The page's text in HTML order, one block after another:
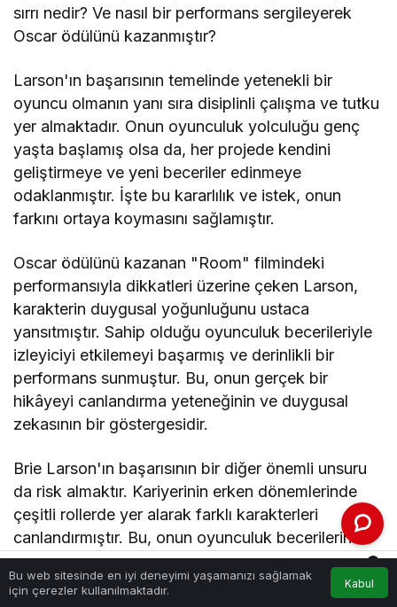
sırrı nedir? Ve nasıl bir performans sergileyerek
Oscar ödülünü kazanmıştır?
Larson'ın başarısının temelinde yetenekli bir
oyuncu olmanın yanı sıra disiplinli çalışma ve tutku
yer almaktadır. Onun oyunculuk yolculuğu genç
yaşta başlamış olsa da, her projede kendini
geliştirmeye ve yeni beceriler edinmeye
odaklanmıştır. İşte bu kararlılık ve istek, onun
farkını ortaya koymasını sağlamıştır.
Oscar ödülünü kazanan "Room" filmindeki
performansıyla dikkatleri üzerine çeken Larson,
karakterin duygusal yoğunluğunu ustaca
yansıtmıştır. Sahip olduğu oyunculuk becerileriyle
izleyiciyi etkilemeyi başarmış ve derinlikli bir
performans sunmuştur. Bu, onun gerçek bir
hikâyeyi canlandırma yeteneğinin ve duygusal
zekasının bir göstergesidir.
Brie Larson'ın başarısının bir diğer önemli unsuru
da risk almaktır. Kariyerinin erken dönemlerinde
çeşitli rollerde yer alarak farklı karakterleri
canlandırmıştır. Bu, onun oyunculuk becerilerini
genişletmesine ve daha fazla deneyim
kazanmasına yardımcı olmuştur. Aynı zamanda,
Bu web sitesinde en iyi deneyimi yaşamanızı sağlamak
için çerezler kullanılmaktadır.
Kabul
Anasayfa Akış Bildirimler